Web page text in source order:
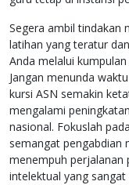
Segera ambil tindakan
latihan yang teratur
Anda melalui
Jangan menunda
kursi ASN semakin
mengalami
nasional. Fokuslah
semangat pengabdian
menempuh perjalanan
intelektual yang